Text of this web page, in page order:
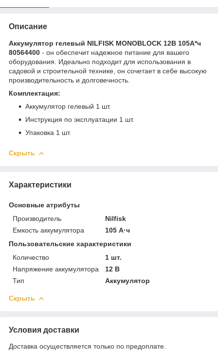
Описание
Аккумулятор гелевый NILFISK MONOBLOCK 12В 105А*ч
80564400 - он обеспечит надежное питание для вашего
оборудования. Идеально подходит для использования в
садовой и строительной технике, он сочетает в себе высокую
производительность и долговечность.
Комплектация:
Аккумулятор гелевый 1 шт.
Инструкция по эксплуатации 1 шт.
Упаковка 1 шт.
Скрыть
Характеристики
Основные атрибуты
Производитель
Nilfisk
Емкость аккумулятора
105 А·ч
Пользовательские характеристики
Количество
1 шт.
Напряжение аккумулятора
12 В
Тип
Аккумулятор
Скрыть
Условия доставки
Доставка осуществляется только по предоплате.